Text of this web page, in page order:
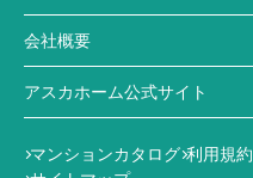
会社概要
アスカホーム公式サイト
マンションカタログ 利用規約